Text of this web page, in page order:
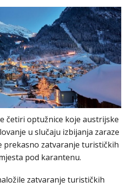
četiri optužnice koje austrijske
u slučaju izbijanja zaraze
prekasno zatvaranje turističkih
pod karantenu.
zatvaranje turističkih